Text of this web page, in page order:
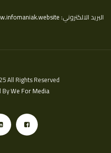
البريد الالكتروني:
All Rights Reserved
ByWe For Media